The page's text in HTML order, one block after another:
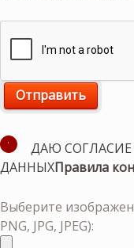
ДАЮ СОГЛАСИЕ
ДАННЫХПравила
Выберите
PNG, JPG, JPEG):